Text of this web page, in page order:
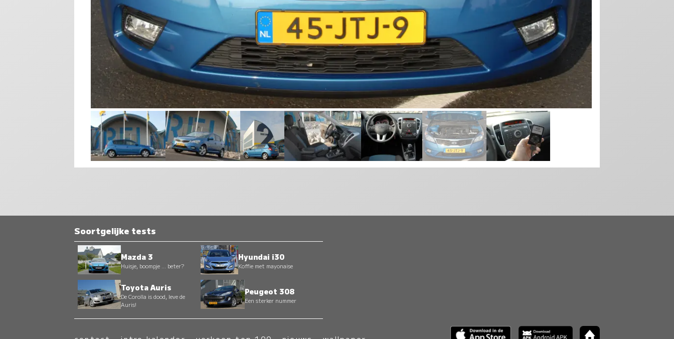
Soortgelijke tests
Mazda 3
Huisje, boompje ... beter?
Hyundai i30
Koffie met mayonaise
Toyota Auris
De Corolla is dood, leve de
Auris!
Peugeot 308
Een sterker nummer